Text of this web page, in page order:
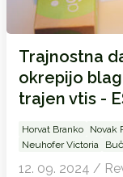
Trajnostna
okrepijo
trajen vtis -
Horvat Branko Novak
Neuhofer Victoria
12. 09. 2024 /